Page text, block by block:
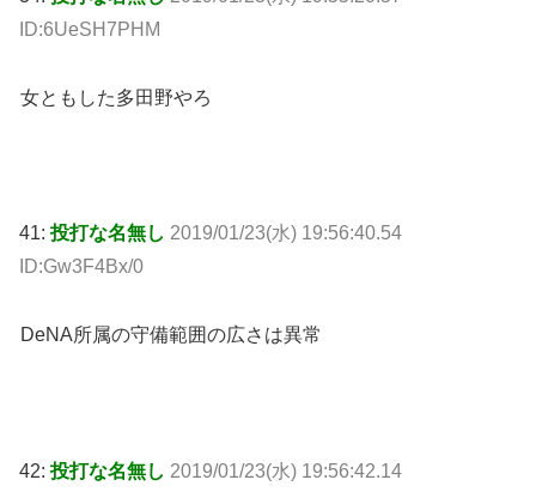
ID:6UeSH7PHM
女ともした多田野やろ
41:投打な名無し 2019/01/23(水) 19:56:40.54
ID:Gw3F4Bx/0
DeNA所属の守備範囲の広さは異常
42:投打な名無し 2019/01/23(水) 19:56:42.14